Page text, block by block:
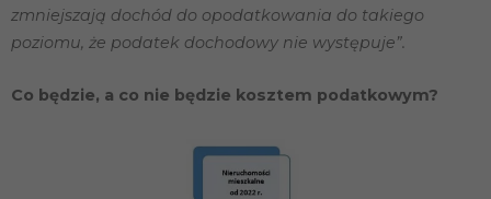
zmniejszają dochód do opodatkowania do takiego
poziomu, że podatek dochodowy nie występuje”.
Co będzie, a co nie będzie kosztem podatkowym?